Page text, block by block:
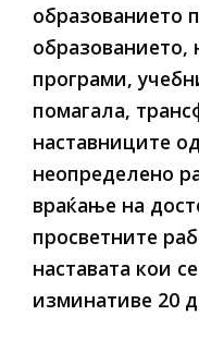
образованието
образованието,
програми,
помагала,
наставниците
неопределено
враќање на
просветните
наставата кои
изминативе 20